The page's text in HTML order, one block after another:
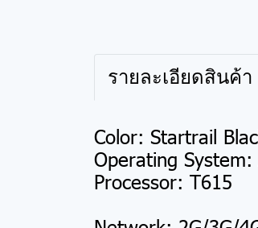
รายละเอียดสินค้า
Color: Startrail
Operating
Processor: T615